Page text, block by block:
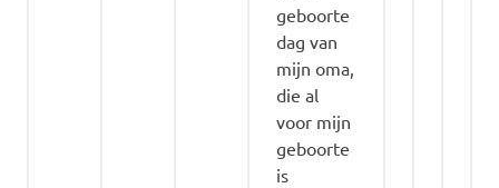
geboorte
dag van
mijn oma,
die al
voor mijn
geboorte
is